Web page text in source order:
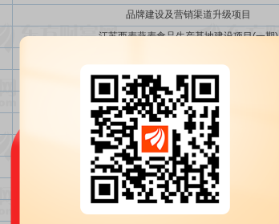
品牌建设及营销渠道升级项目
江苏西麦燕麦食品生产基地建设项目(一期)
江苏西麦燕麦食品创新工厂项目
运营及信息化中心建设项目
永久性补充流动资金
燕麦食品创新生态工厂项目
永久性补充流动资金
节余募集资金永久补充流动资金
投资金额总计